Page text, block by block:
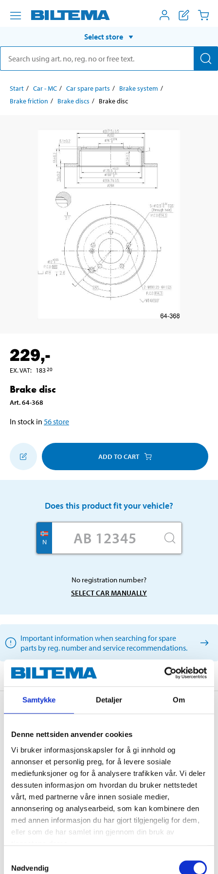
Samtykke Detaljer Om
Denne nettsiden anvender cookies
Vi bruker informasjonskapsler for å gi innhold og
annonser et personlig preg, for å levere sosiale
mediefunksjoner og for å analysere trafikken vår. Vi deler
dessuten informasjon om hvordan du bruker nettstedet
vårt, med partnerne våre innen sosiale medier,
annonsering og analysearbeid, som kan kombinere den
med annen informasjon du har gjort tilgjengelig for dem,
eller som de har samlet inn gjennom din bruk av
Nødvendig
Select store
Start Car - MC Car spare parts
Brake system
Brake friction
Brake discs Brake disc
229,-
EX. VAT: 18320
Brake disc
Art.64-368
In stock in 56store
ADD TO CART
Does this product fit your vehicle?
N
No registration number?
SELECT CAR MANUALLY
Important information when searching for spare
parts by reg. number and service recommendations.
Technical specifications
Diameter
284 mm
Thickness
10 mm
Min. thickness
8,4 mm